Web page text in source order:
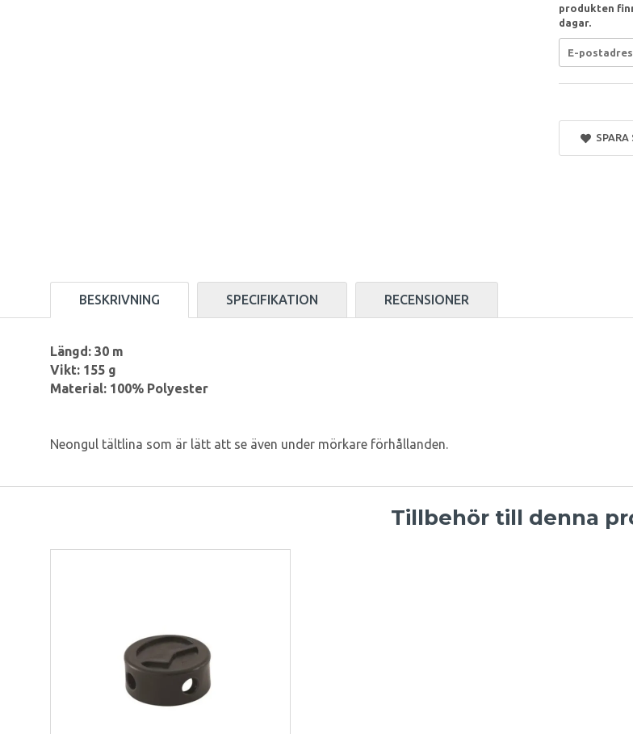
produkten
dagar.
SPARA
BESKRIVNING SPECIFIKATION RECENSIONER
Längd: 30 m
Vikt: 155 g
Material: 100% Polyester
Neongul tältlina som är lätt att se även under mörkare förhållanden.
Tillbehör till denna